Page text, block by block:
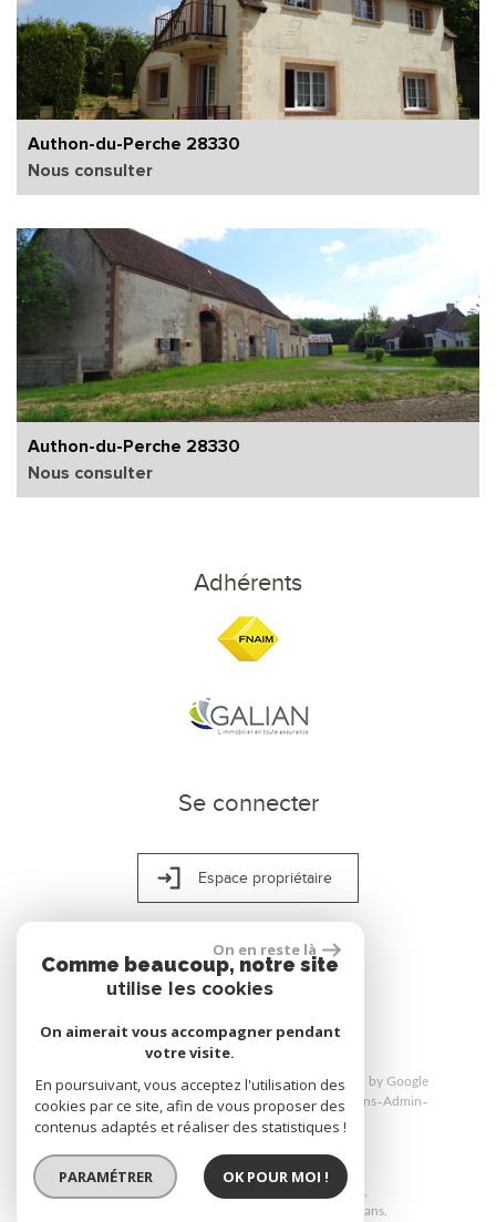
Authon-du-Perche 28330
Nous consulter
Authon-du-Perche 28330
Nous consulter
Adhérents
Se connecter
Espace propriétaire
réalisé par
© 2026 | Tous droits réservés | Traduction powered by Google
Plan du site Mentions légales Nos honoraires Liens Admin
Politique RGPD
Site internet compatible multi-supports,
un seul site adaptable à tous les types d'écrans.
On en reste là
Comme beaucoup, notre site
utilise les cookies
On aimerait vous accompagner pendant
votre visite.
En poursuivant, vous acceptez l'utilisation des
cookies par ce site, afin de vous proposer des
contenus adaptés et réaliser des statistiques !
PARAMÉTRER OK POUR MOI !